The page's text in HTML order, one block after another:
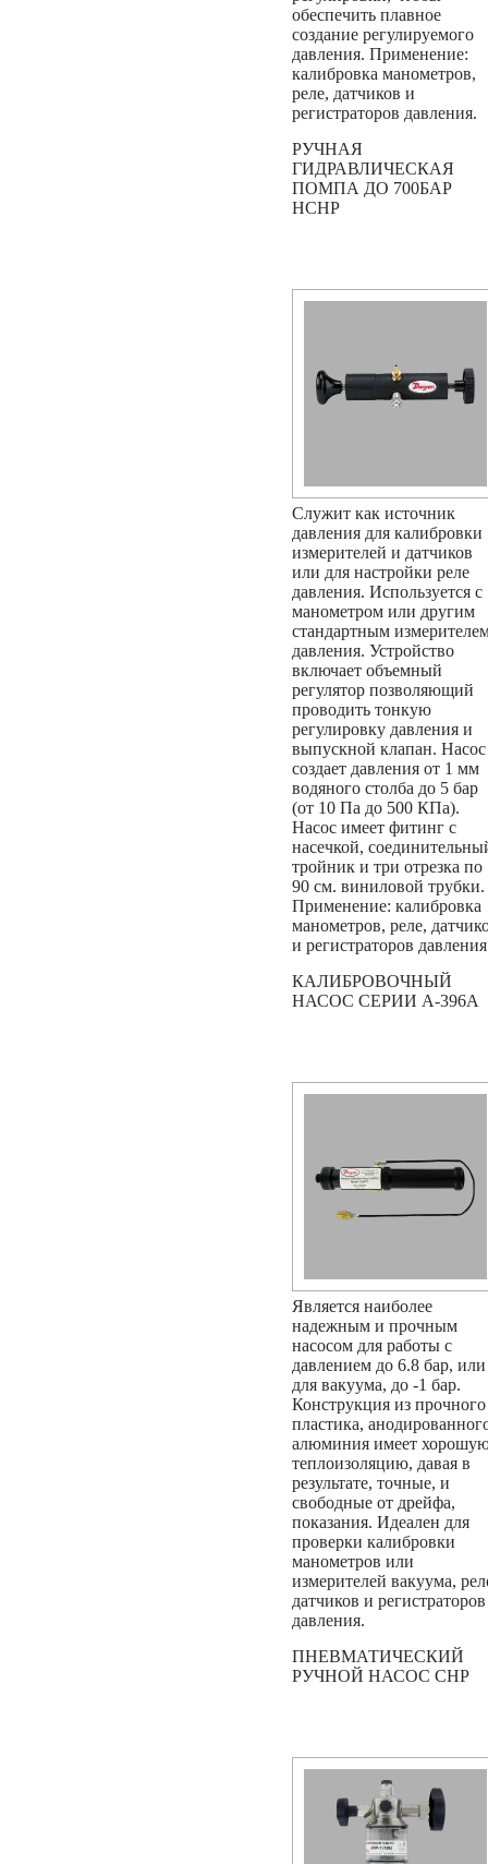
обеспечить плавное
создание регулируемого
давления. Применение:
калибровка манометров,
реле, датчиков и
регистраторов давления.
РУЧНАЯ
ГИДРАВЛИЧЕСКАЯ
ПОМПА ДО 700БАР
HCHP
Служит как источник
давления для калибровки
измерителей и датчиков
или для настройки реле
давления. Используется с
манометром или другим
стандартным
давления. Устройство
включает объемный
регулятор позволяющий
проводить тонкую
регулировку давления и
выпускной клапан. Насос
создает давления от 1 мм
водяного столба до 5 бар
(от 10 Па до 500 КПа).
Насос имеет фитинг с
насечкой,
тройник и три отрезка по
90 см. виниловой трубки.
Применение: калибровка
манометров, реле,
и регистраторов
КАЛИБРОВОЧНЫЙ
НАСОС СЕРИИ A-396A
Является наиболее
надежным и прочным
насосом для работы с
давлением до 6.8 бар, или
для вакуума, до -1 бар.
Конструкция из прочного
пластика,
алюминия имеет
теплоизоляцию, давая в
результате, точные, и
свободные от дрейфа,
показания. Идеален для
проверки калибровки
манометров или
измерителей вакуума,
датчиков и регистраторов
давления.
ПНЕВМАТИЧЕСКИЙ
РУЧНОЙ НАСОС CHP